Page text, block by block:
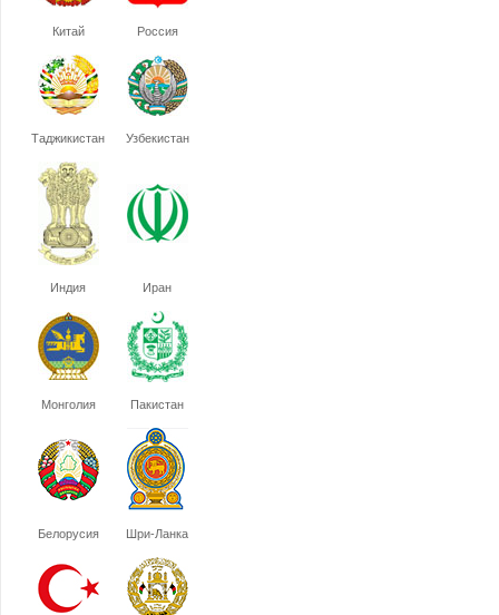
Китай Россия
Таджикистан Узбекистан
Индия Иран
Монголия Пакистан
Белорусия Шри-Ланка